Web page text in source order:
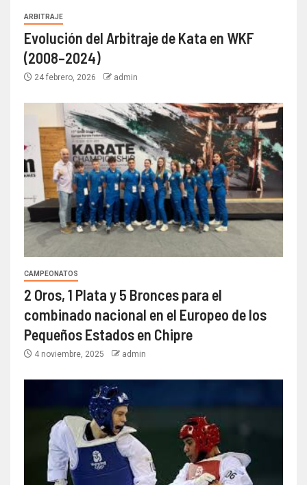
ARBITRAJE
Evolución del Arbitraje de Kata en WKF
(2008–2024)
24 febrero, 2026 admin
CAMPEONATOS
2 Oros, 1 Plata y 5 Bronces para el
combinado nacional en el Europeo de los
Pequeños Estados en Chipre
4 noviembre, 2025 admin